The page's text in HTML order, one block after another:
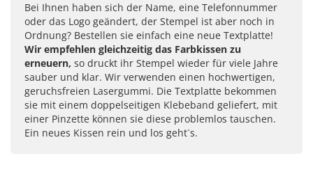
Bei Ihnen haben sich der Name, eine Telefonnummer
oder das Logo geändert, der Stempel ist aber noch in
Ordnung? Bestellen sie einfach eine neue Textplatte!
Wir empfehlen gleichzeitig das Farbkissen zu
erneuern, so druckt ihr Stempel wieder für viele Jahre
sauber und klar. Wir verwenden einen hochwertigen,
geruchsfreien Lasergummi. Die Textplatte bekommen
sie mit einem doppelseitigen Klebeband geliefert, mit
einer Pinzette können sie diese problemlos tauschen.
Ein neues Kissen rein und los geht´s.